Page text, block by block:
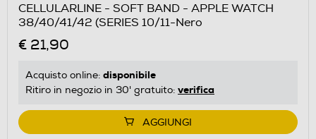
CELLULARLINE - SOFT BAND - APPLE WATCH
38/40/41/42 (SERIES 10/11-Nero
€ 21,90
Acquisto online: disponibile
Ritiro in negozio in 30' gratuito: verifica
AGGIUNGI